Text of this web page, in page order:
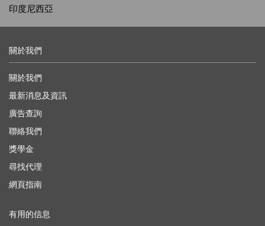
印度尼西亞
關於我們
關於我們
最新消息及資訊
廣告查詢
聯絡我們
獎學金
尋找代理
網頁指南
有用的信息